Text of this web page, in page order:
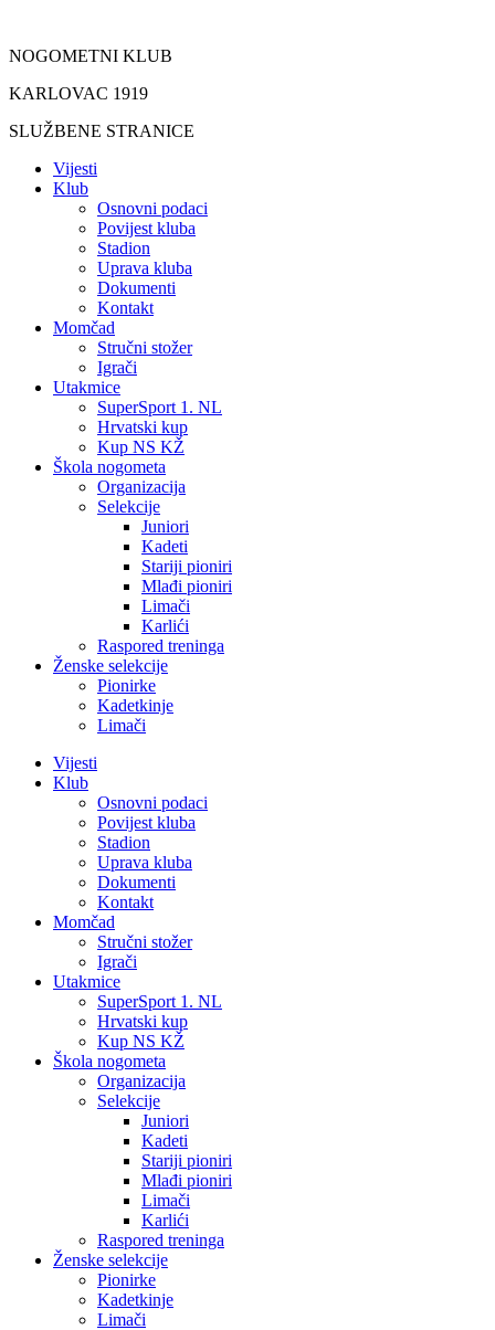
sadržaj
NOGOMETNI KLUB
KARLOVAC 1919
SLUŽBENE STRANICE
Vijesti
Klub
Osnovni podaci
Povijest kluba
Stadion
Uprava kluba
Dokumenti
Kontakt
Momčad
Stručni stožer
Igrači
Utakmice
SuperSport 1. NL
Hrvatski kup
Kup NS KŽ
Škola nogometa
Organizacija
Selekcije
Juniori
Kadeti
Stariji pioniri
Mlađi pioniri
Limači
Karlići
Raspored treninga
Ženske selekcije
Pionirke
Kadetkinje
Limači
Vijesti
Klub
Osnovni podaci
Povijest kluba
Stadion
Uprava kluba
Dokumenti
Kontakt
Momčad
Stručni stožer
Igrači
Utakmice
SuperSport 1. NL
Hrvatski kup
Kup NS KŽ
Škola nogometa
Organizacija
Selekcije
Juniori
Kadeti
Stariji pioniri
Mlađi pioniri
Limači
Karlići
Raspored treninga
Ženske selekcije
Pionirke
Kadetkinje
Limači